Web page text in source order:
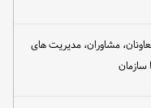
مشاوران، مدیریت های